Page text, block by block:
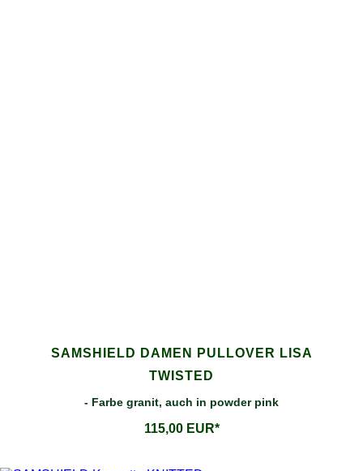
SAMSHIELD DAMEN PULLOVER LISA
TWISTED
- Farbe granit, auch in powder pink
115,00 EUR*